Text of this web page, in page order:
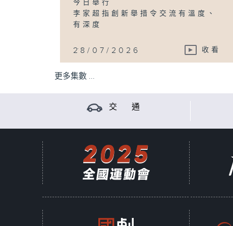
今日舉行
李家超指創新舉措令交流有溫度、
有深度
...
28/07/2026 收看
更多集數 ...
交 通